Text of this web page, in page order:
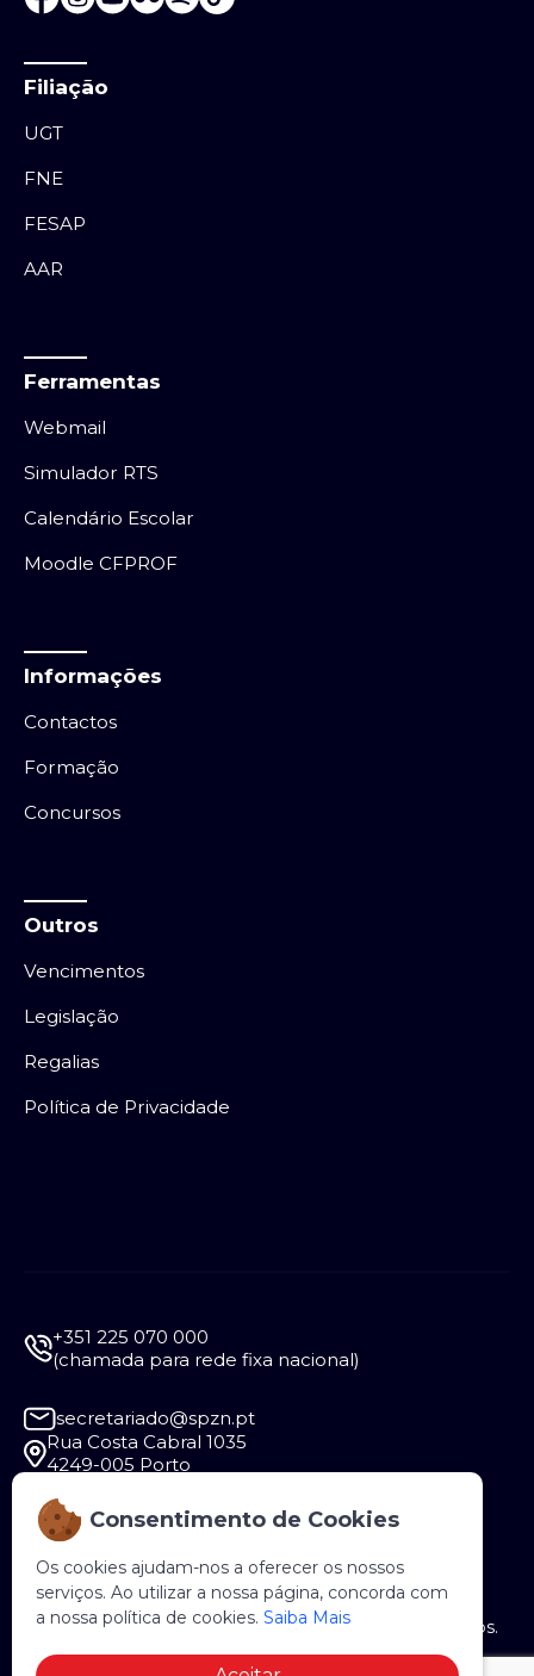
Consentimento de Cookies
Os cookies ajudam-nos a oferecer os nossos
serviços. Ao utilizar a nossa página, concorda com
a nossa política de cookies. Saiba Mais
Filiação
UGT
FNE
FESAP
AAR
Ferramentas
Webmail
Simulador RTS
Calendário Escolar
Moodle CFPROF
Informações
Contactos
Formação
Concursos
Outros
Vencimentos
Legislação
Regalias
Política de Privacidade
+351 225 070 000
(chamada para rede fixa nacional)
secretariado@spzn.pt
Rua Costa Cabral 1035
4249-005 Porto
Segunda a Sexta - 9:30 às 12:30 e das 14:00 às
18:00
Copyright © 2026 SPZN. Todos os direitos reservados.